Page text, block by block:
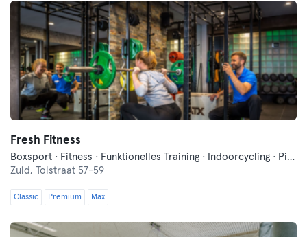
Fresh Fitness
Boxsport · Fitness · Funktionelles Training · Indoorcycling · Pilates · Tanzen · Yoga
Zuid,
Tolstraat 57-59
Classic Premium Max